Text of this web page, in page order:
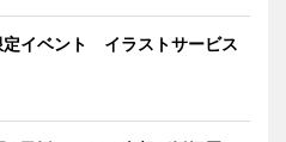
定イベント イラストサービス